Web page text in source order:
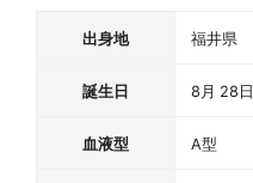
出身地 福井県
誕生日 8月 28日
血液型 A型